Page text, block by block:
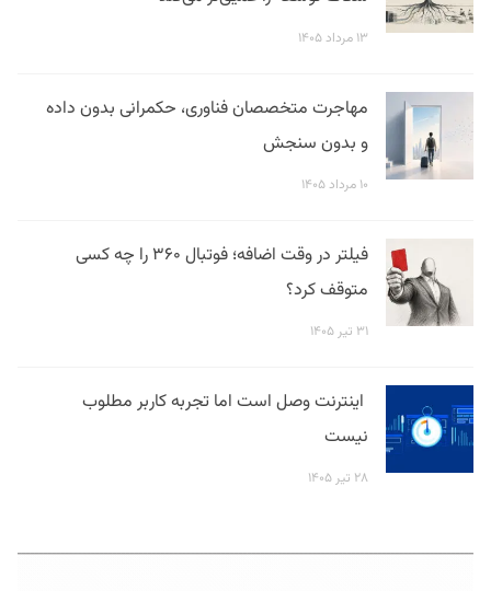
۱۳ مرداد ۱۴۰۵
مهاجرت متخصصان فناوری، حکمرانی بدون داده
و بدون سنجش
۱۰ مرداد ۱۴۰۵
فیلتر در وقت اضافه؛ فوتبال ۳۶۰ را چه کسی
متوقف کرد؟
۳۱ تیر ۱۴۰۵
اینترنت وصل است اما تجربه کاربر مطلوب
نیست
۲۸ تیر ۱۴۰۵